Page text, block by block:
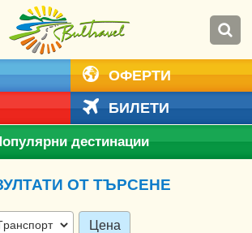
ОФЕРТИ
БИЛЕТИ
дестинации
ОТ ТЪРСЕНЕ
Цена